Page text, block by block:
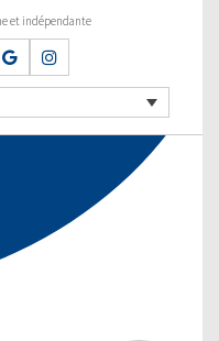
et indépendante